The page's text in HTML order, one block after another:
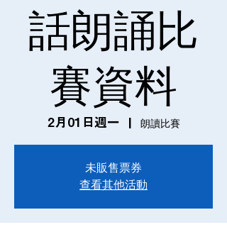
話朗誦比
賽資料
2月01日週一
  |
朗讀比賽
未販售票券
查看其他活動